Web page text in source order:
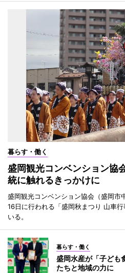
暮らす・働く
盛岡観光コンベンション
統に触れるきっかけに
盛岡観光コンベンション協会（盛岡市
16日に行われる「盛岡秋まつり 山車
いる。
暮らす・働く
盛岡水産が「子ど
たちと地域の力に